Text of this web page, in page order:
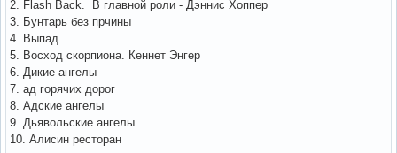
2. Flash Back. В главной роли - Дэннис Хоппер
3. Бунтарь без прчины
4. Выпад
5. Восход скорпиона. Кеннет Энгер
6. Дикие ангелы
7. ад горячих дорог
8. Адские ангелы
9. Дьявольские ангелы
10. Алисин ресторан